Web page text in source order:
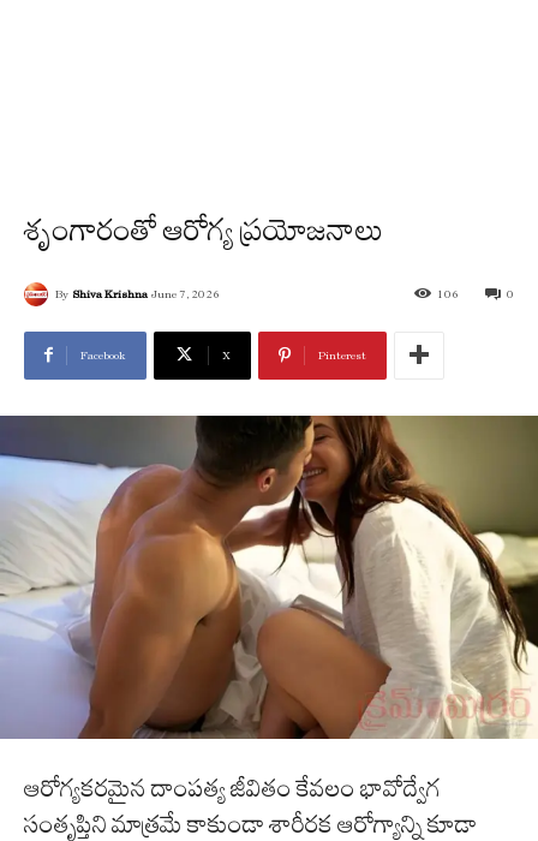
శృంగారంతో ఆరోగ్య ప్రయోజనాలు
By Shiva Krishna June 7, 2026 0
106
Facebook X Pinterest
ఆరోగ్యకరమైన దాంపత్య జీవితం కేవలం భావోద్వేగ
సంతృప్తిని మాత్రమే కాకుండా శారీరక ఆరోగ్యాన్ని కూడా